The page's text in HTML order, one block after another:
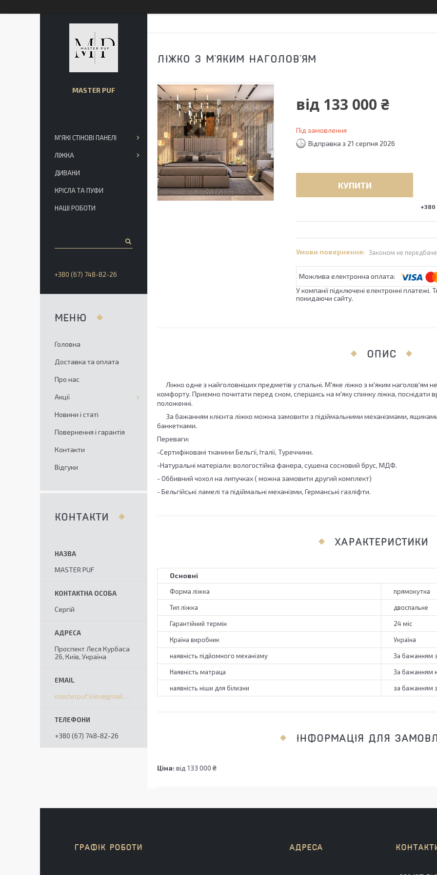
ЛІЖКО З М'ЯКИМ НАГОЛОВ'ЯМ
від 133 000 ₴
Під замовлення
Відправка з 21 серпня 2026
КУПИТИ
Законом не
У компанії підключені електронні
покидаючи сайту.
ОПИС
Ліжко одне з найголовніших предметів у спальні. М'яке ліжко з м'яким наголов'ям
комфорту. Приємно почитати перед сном, спершись на м'яку спинку ліжка, поснідати
положенні.
За бажанням клієнта ліжко можна замовити з підіймальними механізмами,
банкетками.
Переваги:
-Сертифіковані тканини Бельгії, Італії, Туреччини.
-Натуральні матеріали: вологостійка фанера, сушена сосновий брус, МДФ.
- Оббивний чохол на липучках ( можна замовити другий комплект)
- Бельгійські ламелі та підіймальні механізми, Германські газліфти.
ХАРАКТЕРИСТИКИ
Основні
Форма ліжка прямокутна
Тип ліжка двоспальне
Гарантійний термін 24 міс
Країна виробник Україна
наявність підйомного механізму За бажанням
Наявність матраца За бажанням
наявність ніши для білизни за бажанням
ІНФОРМАЦІЯ ДЛЯ
Ціна: від 133 000 ₴
MASTER PUF
М'ЯКІ СТІНОВІ ПАНЕЛІ
ЛІЖКА
ДИВАНИ
КРІСЛА ТА ПУФИ
НАШІ РОБОТИ
+380 (67) 748-82-26
Головна
Доставка та оплата
Про нас
Акції
Новини і статі
Повернення і гарантія
Контакти
Відгуки
КОНТАКТИ
MASTER PUF
Сергій
Проспект Леся Курбаса
2б, Київ, Україна
masterpuf.kiev@gmail.com
+380 (67) 748-82-26
ГРАФІК РОБОТИ